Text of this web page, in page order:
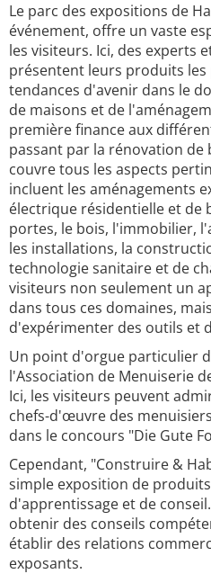
Le parc des expositions de
événement, offre un vaste
les visiteurs. Ici, des experts
présentent leurs produits les
tendances d'avenir dans le
de maisons et de
première finance aux
passant par la rénovation de
couvre tous les aspects
incluent les aménagements
électrique résidentielle et de
portes, le bois, l'immobilier,
les installations, la
technologie sanitaire et de
visiteurs non seulement un
dans tous ces domaines,
d'expérimenter des outils et
Un point d'orgue particulier
l'Association de Menuiserie
Ici, les visiteurs peuvent
chefs-d'œuvre des
dans le concours "Die Gute
Cependant, "Construire &
simple exposition de
d'apprentissage et de
obtenir des conseils
établir des relations
exposants.